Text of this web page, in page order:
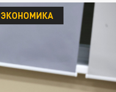
ЭКОНОМИКА